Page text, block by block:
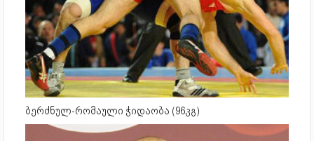
ბერძნულ-რომაული ჭიდაობა (96კგ)